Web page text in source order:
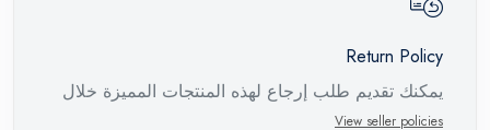
Return Policy
يمكنك تقديم طلب إرجاع لهذه المنتجات المميزة خلال
View seller policies